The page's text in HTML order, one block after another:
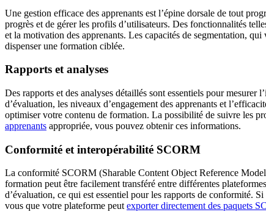
Une gestion efficace des apprenants est l’épine dorsale de tout
progrès et de gérer les profils d’utilisateurs. Des fonctionnalités
et la motivation des apprenants. Les capacités de segmentation,
dispenser une formation ciblée.
Rapports et analyses
Des rapports et des analyses détaillés sont essentiels pour
d’évaluation, les niveaux d’engagement des apprenants et
optimiser votre contenu de formation. La possibilité de suivre les
apprenants appropriée, vous pouvez obtenir ces informations.
Conformité et interopérabilité SCORM
La conformité SCORM (Sharable Content Object Reference
formation peut être facilement transféré entre différentes
d’évaluation, ce qui est essentiel pour les rapports de conformité.
vous que votre plateforme peutexporter directement des paquets